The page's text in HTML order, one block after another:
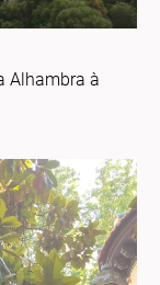
Alhambra à